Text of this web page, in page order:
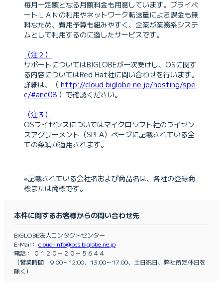
毎月一定額となる月額料金も用意しています。プライベ
ートＬＡＮの利用やネットワーク転送量による課金も無
料なため、費用予算も組みやすく、企業が業務系システ
ムとして利用するのに適したサービスです。
（注２）
サポートについてはBIGLOBEが一次受けし、OSに関す
る内容についてはRed Hat社に問い合わせを行います。
詳細は、（ http://cloud.biglobe.ne.jp/hosting/spe
c/#anc08 ）で確認ください。
（注３）
OSライセンスについてはマイクロソフト社のライセン
スアグリーメント（SPLA）ページに記載されている全
ての条項が適用されます。
※記載されている会社名および商品名は、各社の登録商
標または商標です。
本件に関するお客様からの問い合わせ先
BIGLOBE法人コンタクトセンター
E-Mail： cloud-info@bcs.biglobe.ne.jp
電話： ０１２０－２０－５６４４
（営業時間 9:00～12:00、13:00～17:00、土日祝日、弊社所定休日を
除く）